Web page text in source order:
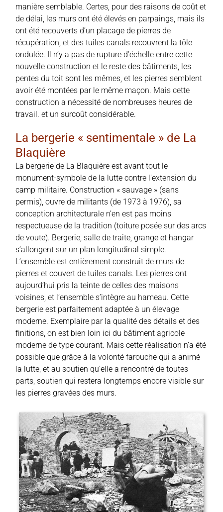
manière semblable. Certes, pour des raisons de coût et
de délai, les murs ont été élevés en parpaings, mais ils
ont été recouverts d’un placage de pierres de
récupération, et des tuiles canals recouvrent la tôle
ondulée. Il n’y a pas de rupture d’échelle entre cette
nouvelle construction et le reste des bâtiments, les
pentes du toit sont les mêmes, et les pierres semblent
avoir été montées par le même maçon. Mais cette
construction a nécessité de nombreuses heures de
travail. et un surcoût considérable.
La bergerie « sentimentale » de La
Blaquière
La bergerie de La Blaquière est avant tout le
monument-symbole de la lutte contre l’extension du
camp militaire. Construction « sauvage » (sans
permis), ouvre de militants (de 1973 à 1976), sa
conception architecturale n’en est pas moins
respectueuse de la tradition (toiture posée sur des arcs
de voute). Bergerie, salle de traite, grange et hangar
s’allongent sur un plan longitudinal simple.
L’ensemble est entièrement construit de murs de
pierres et couvert de tuiles canals. Les pierres ont
aujourd’hui pris la teinte de celles des maisons
voisines, et l’ensemble s’intègre au hameau. Cette
bergerie est parfaitement adaptée à un élevage
moderne. Exemplaire par la qualité des détails et des
finitions, on est bien loin ici du bâtiment agricole
moderne de type courant. Mais cette réalisation n’a été
possible que grâce à la volonté farouche qui a animé
la lutte, et au soutien qu’elle a rencontré de toutes
parts, soutien qui restera longtemps encore visible sur
les pierres gravées des murs.